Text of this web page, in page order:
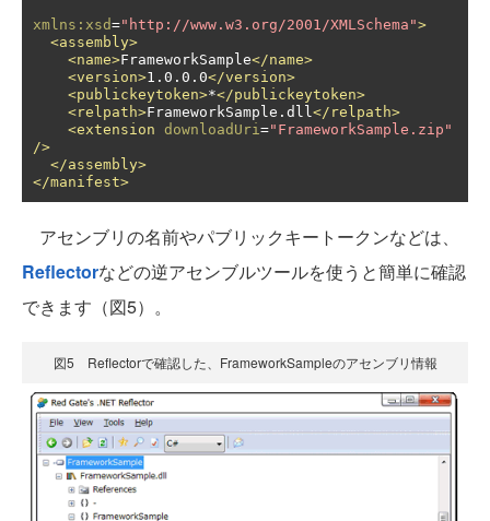
xmlns:xsd="http://www.w3.org/2001/XMLSchema">
<assembly>
<name>FrameworkSample</name>
<version>1.0.0.0</version>
<publickeytoken>*</publickeytoken>
<relpath>FrameworkSample.dll</relpath>
<extension downloadUri="FrameworkSample.zip"
/>
</assembly>
</manifest>
アセンブリの名前やパブリックキートークンなどは、
Reflectorなどの逆アセンブルツールを使うと簡単に確認
できます（図5）。
図5 Reflectorで確認した、FrameworkSampleのアセンブリ情報